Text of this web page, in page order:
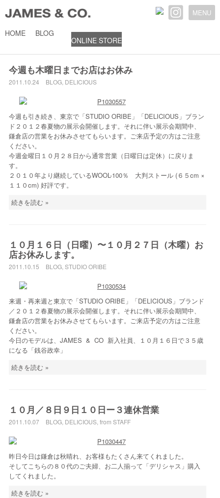
MENU
HOME BLOG
ONLINE STORE
今週も木曜日までお店はお休み
2011.10.24 BLOG, DELICIOUS
今週も引き続き、東京で「STUDIO ORIBE」「DELICIOUS」ブラン
ド２０１２春夏物の展示会開催します。それに伴い展示会期間中、
鎌倉店の営業をお休みさせてもらいます。ご来店予定の方はご注意
ください。
今週金曜日１０月２８日から通常営業（日曜日は定休）に戻りま
す。
２０１０年より継続しているWOOL-100％ 大判ストール (６５cm ×
１１０cm) 好評です。
続きを読む »
１０月１６日（日曜）〜１０月２７日（木曜）お
店お休みします。
2011.10.15 BLOG, STUDIO ORIBE
来週・再来週と東京で「STUDIO ORIBE」「DELICIOUS」ブランド
／２０１２春夏物の展示会開催します。それに伴い展示会期間中、
鎌倉店の営業をお休みさせてもらいます。ご来店予定の方はご注意
ください。
今日のモデルは、JAMES & CO 新入社員、１０月１６日で３５歳
になる「銭谷政幸」
続きを読む »
１０月／８日９日１０日ー３連休営業
2011.10.07 BLOG, DELICIOUS, from STAFF
昨日今日は鎌倉は秋晴れ、お客様もたくさん来てくれました。
そしてこちらの８０代のご夫婦、お二人揃って「デリシャス」購入
してくれました。
続きを読む »